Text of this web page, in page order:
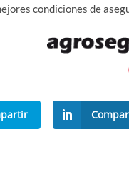
condiciones de